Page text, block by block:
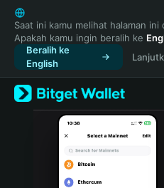
English
日本語
Tiếng Việt
Русский
Español (Latinoamérica)
Türkçe
Italiano
Saat ini kamu melihat halaman ini
Apakah kamu ingin beralih ke
Beralih ke
English